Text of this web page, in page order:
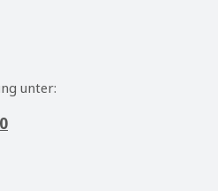
unter: